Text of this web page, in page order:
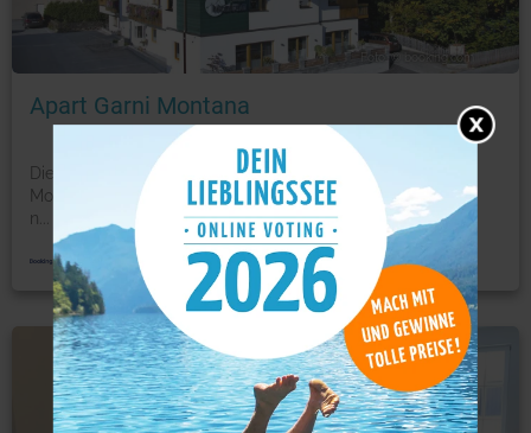
Foto: © booking.com
Apart Garni Montana
Die beste Auswahl in Pertisau. Das moderne Apart Garni
Montana befindet sich im Zentrum von Pertisau, direkt
n
Ferienwohnung